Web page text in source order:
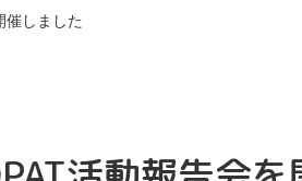
催しました